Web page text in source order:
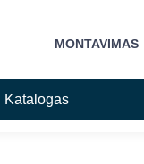
MONTAVIMAS
Katalogas